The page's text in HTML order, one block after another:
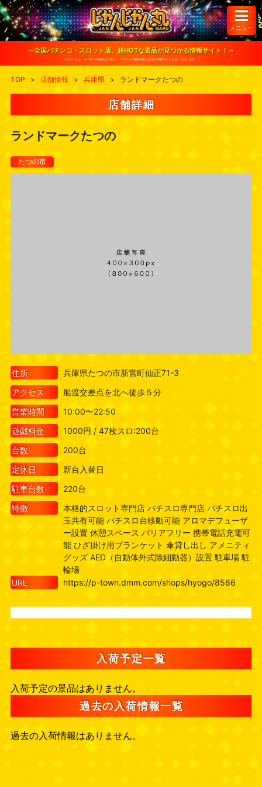
S
k
i
o
メニュー
～全国パチンコ・スロット店、超HOTな景品が見つかる情報サイト！～
※当サイトは、ユーザーが健全なパチンコ・スロット遊戯を楽しむ為の情報サイトとなっております。
TOP > 店舗情報 > 兵庫県 > ランドマークたつの
店舗詳細
ランドマークたつの
たつの市
住所
兵庫県たつの市新宮町仙正71-3
アクセス
船渡交差点を北へ徒歩５分
営業時間
10:00〜22:50
遊戯料金
1000円 / 47枚スロ:200台
台数
200台
定休日
新台入替日
駐車台数
220台
特徴
本格的スロット専門店 パチスロ専門店 パチスロ出
玉共有可能 パチスロ台移動可能 アロマデフューザ
ー設置 休憩スペース バリアフリー 携帯電話充電可
能 ひざ掛け用ブランケット 傘貸し出し アメニティ
グッズ AED（自動体外式除細動器）設置 駐車場 駐
輪場
URL
https://p-town.dmm.com/shops/hyogo/8566
入荷予定一覧
入荷予定の景品はありません。
過去の入荷情報一覧
過去の入荷情報はありません。